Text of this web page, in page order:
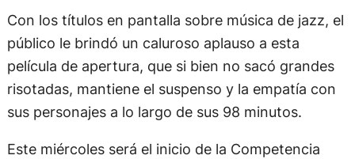
Con los títulos en pantalla sobre música de jazz, el
público le brindó un caluroso aplauso a esta
película de apertura, que si bien no sacó grandes
risotadas, mantiene el suspenso y la empatía con
sus personajes a lo largo de sus 98 minutos.
Este miércoles será el inicio de la Competencia